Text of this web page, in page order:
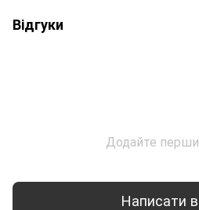
Відгуки
Додайте
Написати